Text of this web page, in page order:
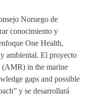
Noruego de
conocimiento y
One Health,
ambiental. El proyecto
(AMR) in the marine
gaps and possible
y se desarrollará